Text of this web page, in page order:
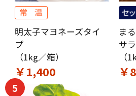
明太子マヨネーズタイ
プ
（1kg／箱）
￥1,400
ま
サ
（
￥
5